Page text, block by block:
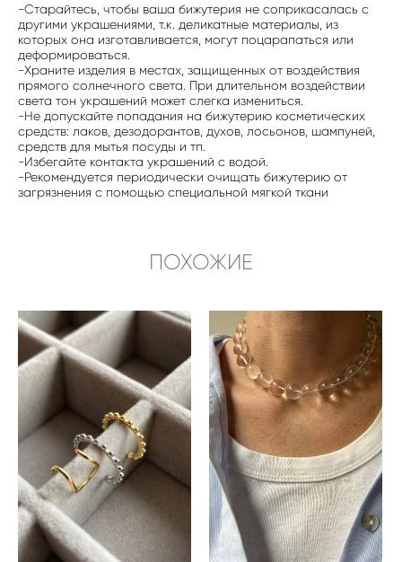
-Старайтесь, чтобы ваша бижутерия не соприкасалась с
другими украшениями, т.к. деликатные материалы, из
которых она изготавливается, могут поцарапаться или
деформироваться.
-Храните изделия в местах, защищенных от воздействия
прямого солнечного света. При длительном воздействии
света тон украшений может слегка измениться.
-Не допускайте попадания на бижутерию косметических
средств: лаков, дезодорантов, духов, лосьонов, шампуней,
средств для мытья посуды и тп.
-Избегайте контакта украшений с водой.
-Рекомендуется периодически очищать бижутерию от
загрязнения с помощью специальной мягкой ткани
ПОХОЖИЕ